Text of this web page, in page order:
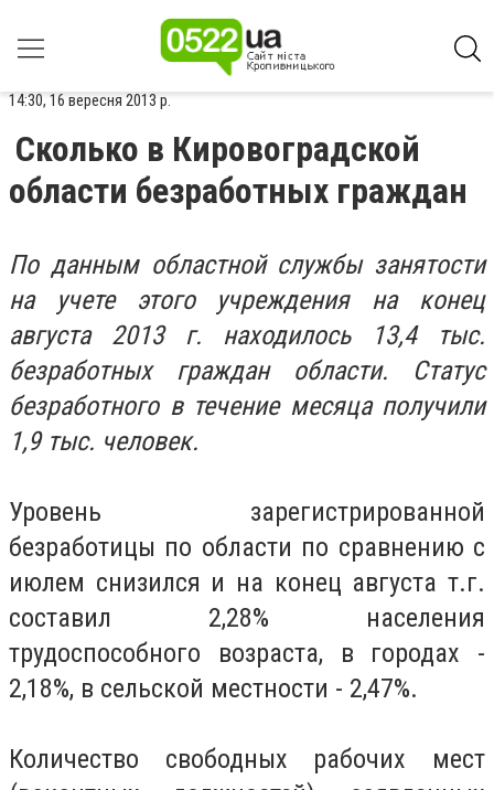
14:30, 16 вересня 2013 р.
Сколько в Кировоградской
области безработных граждан
По данным областной службы занятости
на учете этого учреждения на конец
августа 2013 г. находилось 13,4 тыс.
безработных граждан области. Статус
безработного в течение месяца получили
1,9 тыс. человек.
Уровень зарегистрированной
безработицы по области по сравнению с
июлем снизился и на конец августа т.г.
составил 2,28% населения
трудоспособного возраста, в городах -
2,18%, в сельской местности - 2,47%.
Количество свободных рабочих мест